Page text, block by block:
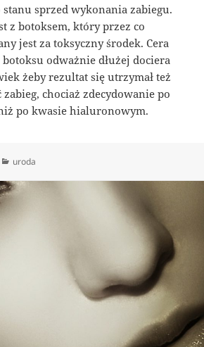
sprzed wykonania zabiegu.
z botoksem, który przez co
jest za toksyczny środek. Cera
odważnie dłużej dociera
żeby rezultat się utrzymał też
chociaż zdecydowanie po
po kwasie hialuronowym.
Kategorie
uroda